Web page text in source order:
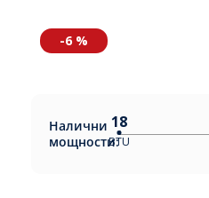
-6 %
Налични
мощности:
18
BTU